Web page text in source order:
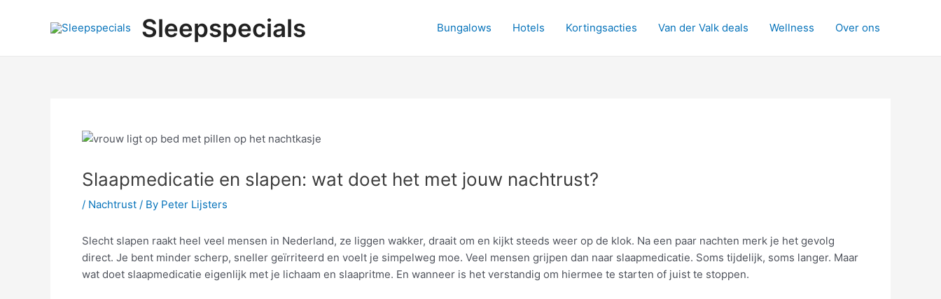
Sleepspecials Bungalows Hotels Kortingsacties Van der Valk deals Wellness Over ons
Slaapmedicatie en slapen: wat doet het met jouw nachtrust?
/ Nachtrust / By Peter Lijsters
Slecht slapen raakt heel veel mensen in Nederland, ze liggen wakker, draait om en kijkt steeds weer op de klok. Na een paar nachten merk je het gevolg
direct. Je bent minder scherp, sneller geïrriteerd en voelt je simpelweg moe. Veel mensen grijpen dan naar slaapmedicatie. Soms tijdelijk, soms langer. Maar
wat doet slaapmedicatie eigenlijk met je lichaam en slaapritme. En wanneer is het verstandig om hiermee te starten of juist te stoppen.
navigation